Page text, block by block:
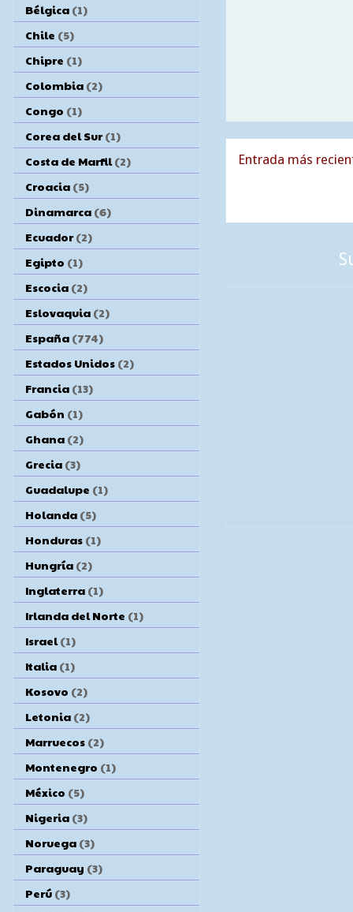
Entrada más
Bélgica (1)
Chile (5)
Chipre (1)
Colombia (2)
Congo (1)
Corea del Sur (1)
Costa de Marfil (2)
Croacia (5)
Dinamarca (6)
Ecuador (2)
Egipto (1)
Escocia (2)
Eslovaquia (2)
España (774)
Estados Unidos (2)
Francia (13)
Gabón (1)
Ghana (2)
Grecia (3)
Guadalupe (1)
Holanda (5)
Honduras (1)
Hungría (2)
Inglaterra (1)
Irlanda del Norte (1)
Israel (1)
Italia (1)
Kosovo (2)
Letonia (2)
Marruecos (2)
Montenegro (1)
México (5)
Nigeria (3)
Noruega (3)
Paraguay (3)
Perú (3)